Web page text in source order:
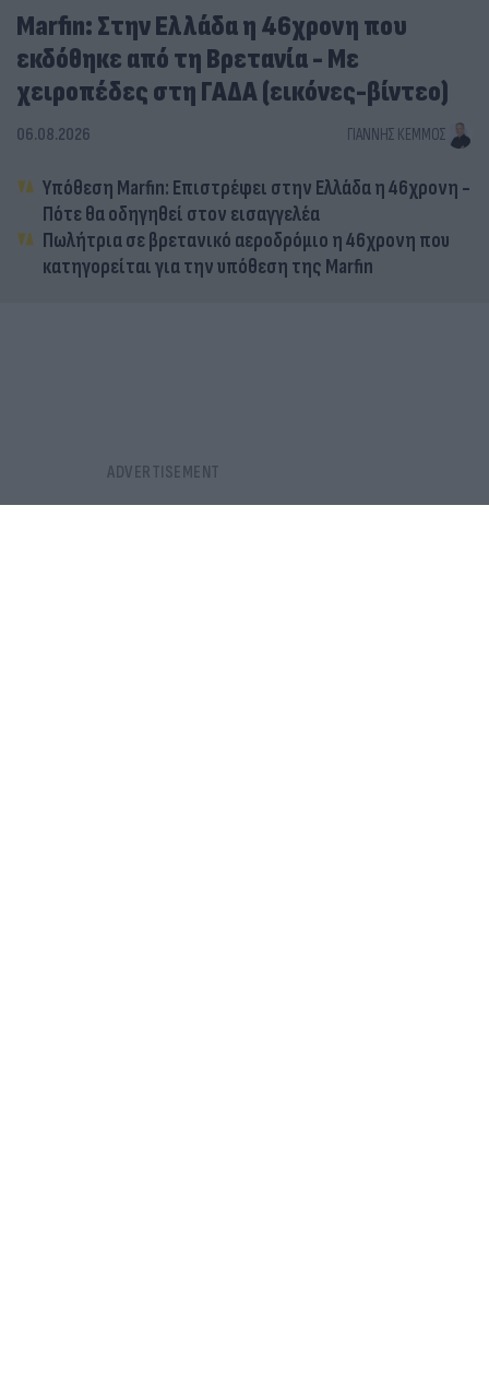
Marfin: Στην Ελλάδα η 46χρονη που
εκδόθηκε από τη Βρετανία - Με
χειροπέδες στη ΓΑΔΑ (εικόνες-βίντεο)
06.08.2026 ΓΙΆΝΝΗΣ ΚΈΜΜΟΣ
Υπόθεση Marfin: Επιστρέφει στην Ελλάδα η 46χρονη -
Πότε θα οδηγηθεί στον εισαγγελέα
Πωλήτρια σε βρετανικό αεροδρόμιο η 46χρονη που
κατηγορείται για την υπόθεση της Marfin